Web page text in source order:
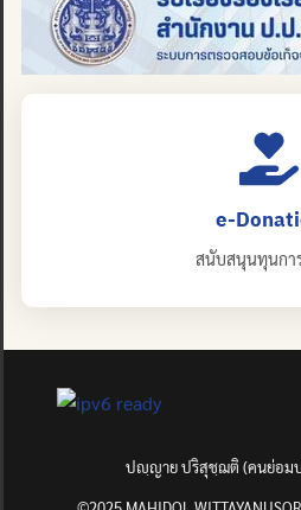
e-
สนับสนุนทุนกา
ปญฺญาย ปริสุชฺฌติ (คนย่อม